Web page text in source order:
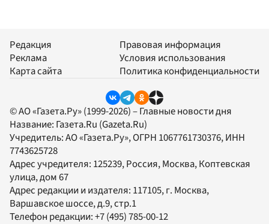
Редакция
Реклама
Карта сайта
Правовая информация
Условия использования
Политика конфиденциальности
© АО «Газета.Ру» (1999-2026) – Главные новости дня
Название: Газета.Ru (Gazeta.Ru)
Учредитель:АО «Газета.Ру», ОГРН 1067761730376, ИНН
7743625728
Адрес учредителя: 125239, Россия, Москва, Коптевская
улица, дом 67
Адрес редакции и издателя: 117105, г. Москва,
Варшавское шоссе, д.9, стр.1
Телефон редакции:+7 (495) 785-00-12